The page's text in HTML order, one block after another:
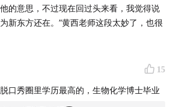
JokesAside
的意思，不过现在回过头来看，我觉得说
新东方还在。”黄西老师这段太妙了，也很
15
口秀圈里学历最高的，生物化学博士毕业